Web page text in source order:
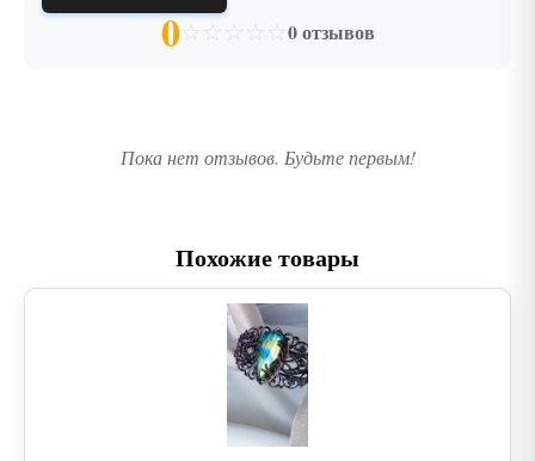
0☆ ☆ ☆ ☆ ☆ 0 отзывов
Пока нет отзывов. Будьте первым!
Похожие товары